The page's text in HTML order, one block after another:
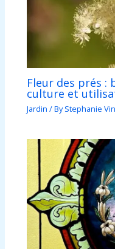
Fleur des prés :
culture et
Jardin / ByStephanie